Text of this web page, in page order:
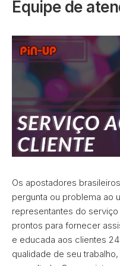
Equipe de
Os apostadores
pergunta ou problema ao
representantes do
prontos para fornecer
e educada aos clientes
qualidade de seu